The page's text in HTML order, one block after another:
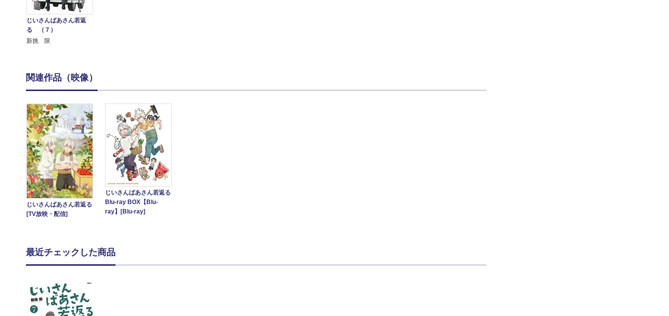
じいさんばあさん若返
る （７）
新挑 限
関連作品（映像）
じいさんばあさん若返る
[TV放映・配信]
じいさんばあさん若返る
Blu-ray BOX【Blu-
ray】[Blu-ray]
最近チェックした商品